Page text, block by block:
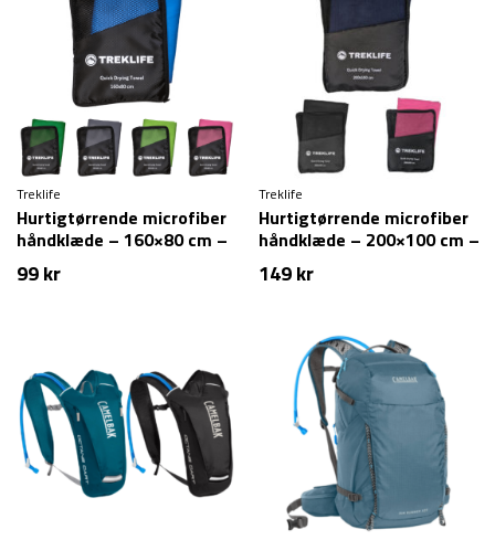
Treklife
Hurtigtørrende microfiber
håndklæde – 160×80 cm –
Treklife
99kr
Treklife
Hurtigtørrende microfiber
håndklæde – 200×100 cm –
Treklife
149kr